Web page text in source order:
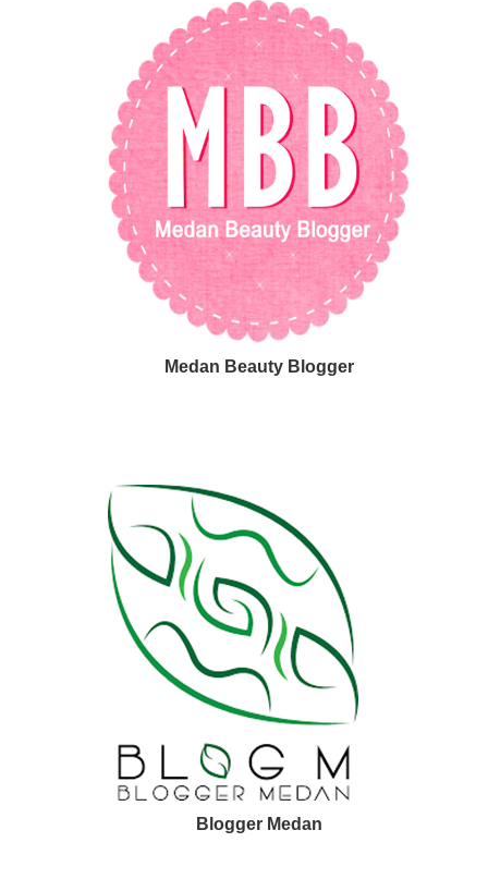
Medan Beauty Blogger
Blogger Medan